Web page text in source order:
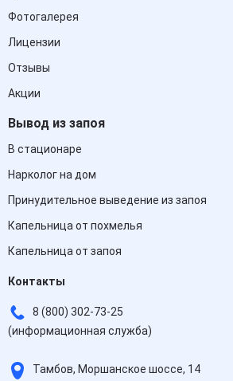
Фотогалерея
Лицензии
Отзывы
Акции
Вывод из запоя
В стационаре
Нарколог на дом
Принудительное выведение из запоя
Капельница от похмелья
Капельница от запоя
Контакты
8 (800) 302-73-25
(информационная служба)
Тамбов, Моршанское шоссе, 14